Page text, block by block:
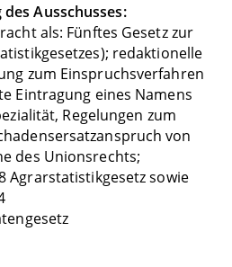
Ausschusses:
als: Fünftes Gesetz zur
redaktionelle
zum Einspruchsverfahren
Eintragung eines Namens
Regelungen zum
von
des Unionsrechts;
Agrarstatistikgesetz sowie